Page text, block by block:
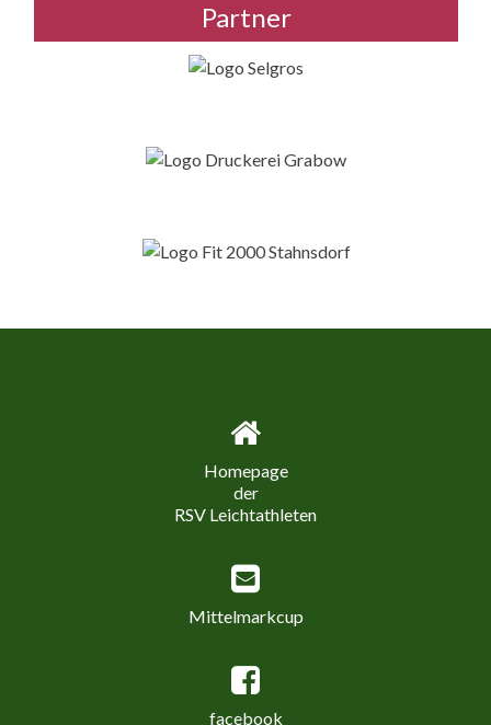
Partner
Homepage
der
RSV Leichtathleten
Mittelmarkcup
facebook